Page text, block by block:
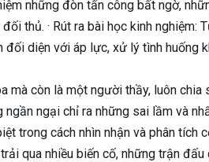
những đòn tấn công bất ngờ,
thủ. · Rút ra bài học kinh nghiệm:
diện với áp lực, xử lý tình huống
mà còn là một người thầy, luôn chia
ngại chỉ ra những sai lầm và
trong cách nhìn nhận và phân tích
qua nhiều biến cố, những trận đấu